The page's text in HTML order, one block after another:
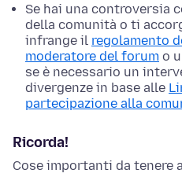
Se hai una controversia
della comunità o ti
infrange il regolamento
moderatore del forum o
se è necessario un
divergenze in base alle
partecipazione alla
Ricorda!
Cose importanti da tenere